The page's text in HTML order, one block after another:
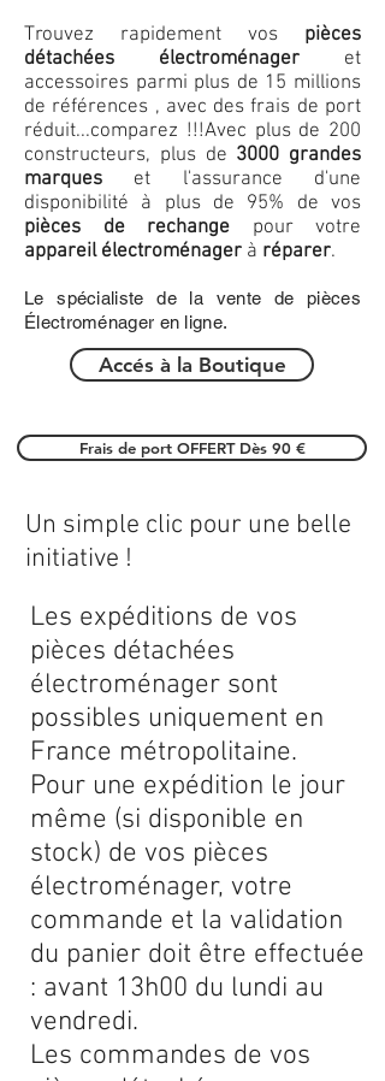
Trouvez rapidement vos pièces
détachées électroménager et
accessoires parmi plus de 15 millions
de références , avec des frais de port
réduit...comparez !!!Avec plus de 200
constructeurs, plus de 3000 grandes
marques et l'assurance d'une
disponibilité à plus de 95% de vos
pièces de rechange pour votre
appareil électroménager à réparer.
Le spécialiste de la vente de pièces
Électroménager en ligne.
Accés à la Boutique
Frais de port OFFERT Dès 90 €
Les expéditions de vos
pièces détachées
électroménager sont
possibles uniquement en
France métropolitaine.
Pour une expédition le jour
même (si disponible en
stock) de vos pièces
électroménager, votre
commande et la validation
du panier doit être effectuée
: avant 13h00 du lundi au
vendredi.
Les commandes de vos
Un simple clic pour une belle
initiative !